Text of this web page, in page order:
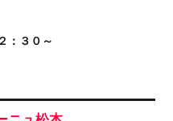
：３０～